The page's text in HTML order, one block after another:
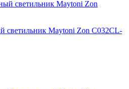
светильник Maytoni Zon C032CL-